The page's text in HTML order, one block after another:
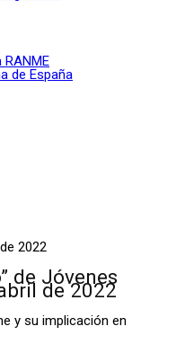
de España
2022
de Jóvenes
de 2022
y su implicación en